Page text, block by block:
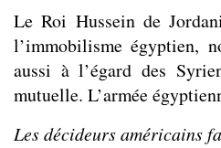
Le Roi Hussein de
l’immobilisme égyptien,
aussi à l’égard des
mutuelle. L’armée
Les décideurs américains